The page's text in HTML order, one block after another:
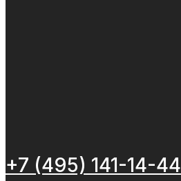
+7 (495) 141-14-44